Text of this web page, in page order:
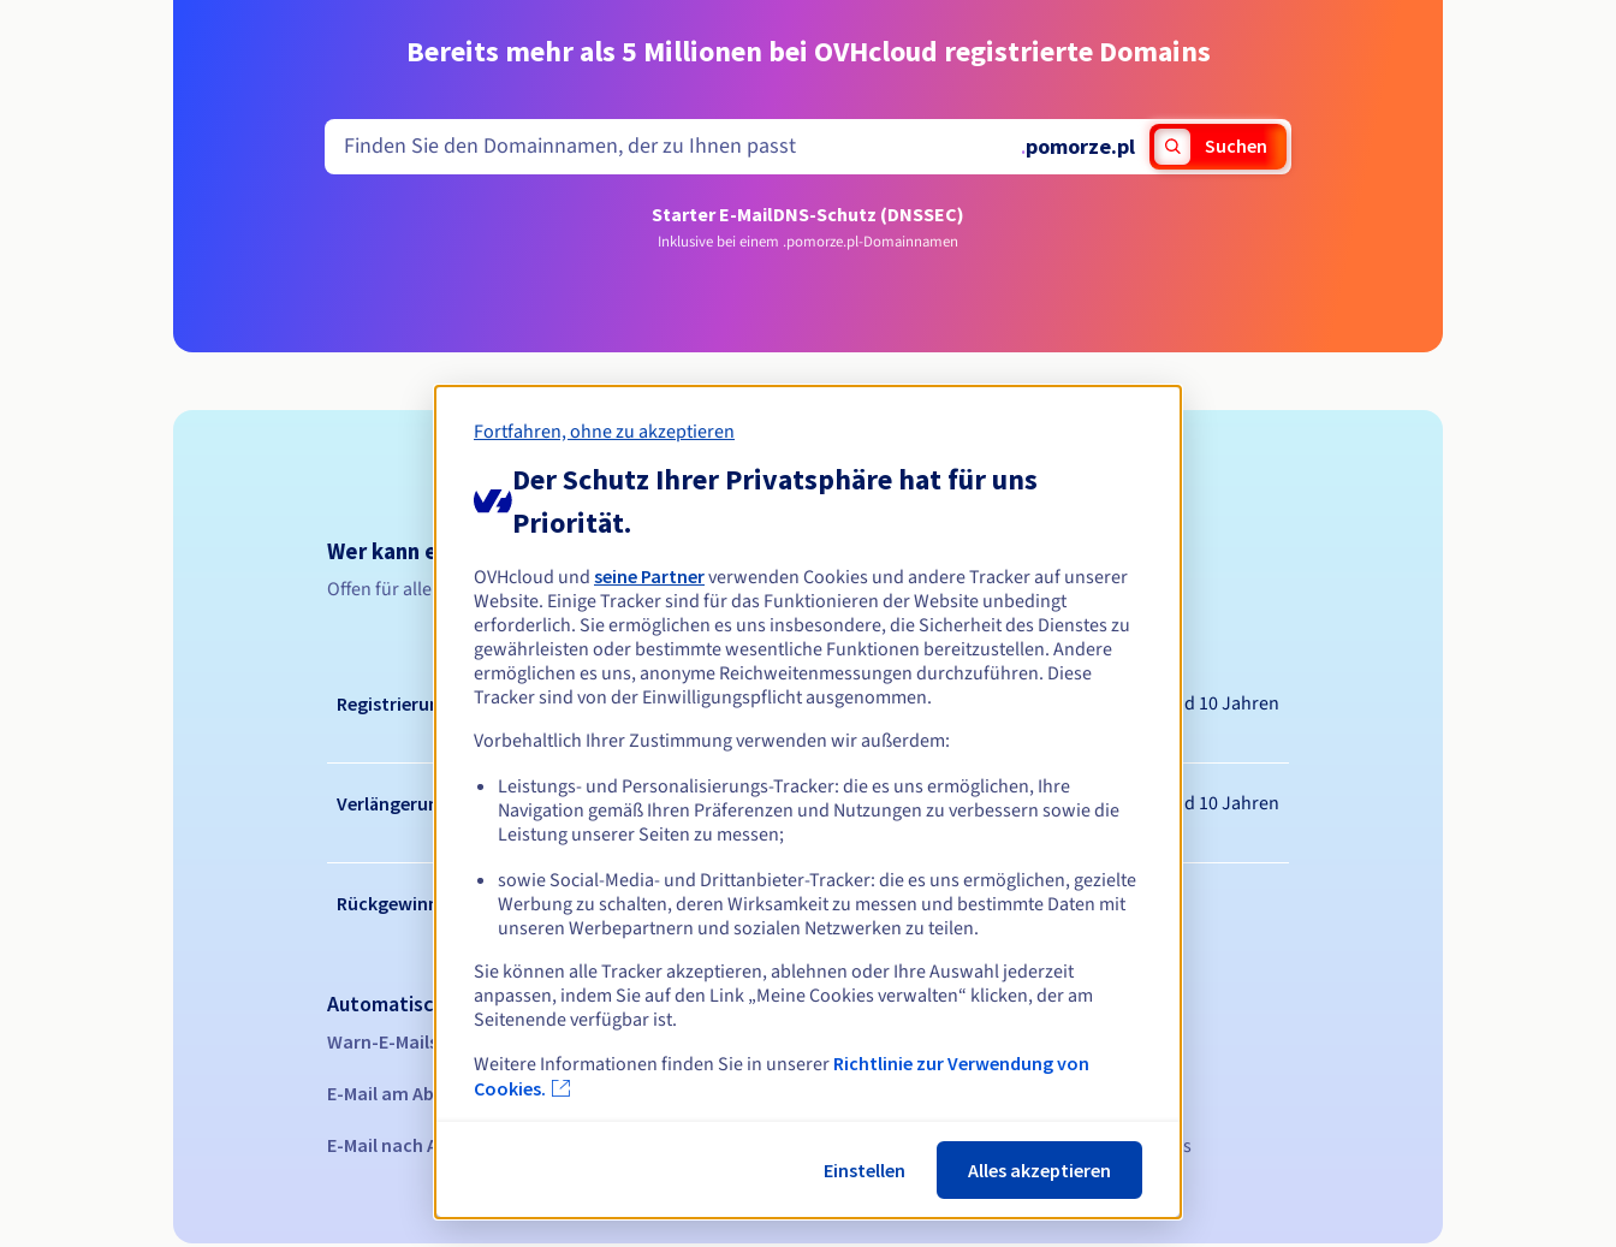
Bereits mehr als 5 Millionen bei OVHcloud registrierte Domains
.pomorze.pl Suchen
Starter E-MailDNS-Schutz (DNSSEC)
Inklusive bei einem .pomorze.pl-Domainnamen
Zulassungsbedingungen
Wer kann eine .pomorze.pl-Domain registrieren?
Offen für alle natürlichen oder juristischen Personen ohne geografische Einschränkung.
Verwaltungsregeln und Benachrichtigungen
Registrierungszeitraum Zwischen 1 und 10 Jahren
Verlängerungszeitraum Zwischen 1 und 10 Jahren
Rückgewinnungsfrist
Automatische Benachrichtigungen:
Warn-E-Mails:
E-Mail am Ablaufdatumzur Benachrichtigung über die Sperrung des Domainnamens
E-Mail nach Ablauf der Rückgewinnungsfrist zur Benachrichtigung über die Löschung des Domainnamens
Fortfahren, ohne zu akzeptieren
Der Schutz Ihrer Privatsphäre hat für uns
Priorität.
OVHcloud und seine Partnerverwenden Cookies und andere Tracker auf unserer
Website. Einige Tracker sind für das Funktionieren der Website unbedingt
erforderlich. Sie ermöglichen es uns insbesondere, die Sicherheit des Dienstes zu
gewährleisten oder bestimmte wesentliche Funktionen bereitzustellen. Andere
ermöglichen es uns, anonyme Reichweitenmessungen durchzuführen. Diese
Tracker sind von der Einwilligungspflicht ausgenommen.
Vorbehaltlich Ihrer Zustimmung verwenden wir außerdem:
Leistungs- und Personalisierungs-Tracker: die es uns ermöglichen, Ihre
Navigation gemäß Ihren Präferenzen und Nutzungen zu verbessern sowie die
Leistung unserer Seiten zu messen;
sowie Social-Media- und Drittanbieter-Tracker: die es uns ermöglichen, gezielte
Werbung zu schalten, deren Wirksamkeit zu messen und bestimmte Daten mit
unseren Werbepartnern und sozialen Netzwerken zu teilen.
Sie können alle Tracker akzeptieren, ablehnen oder Ihre Auswahl jederzeit
anpassen, indem Sie auf den Link „Meine Cookies verwalten“ klicken, der am
Seitenende verfügbar ist.
Weitere Informationen finden Sie in unserer Richtlinie zur Verwendung von
Cookies.
Einstellen Alles akzeptieren